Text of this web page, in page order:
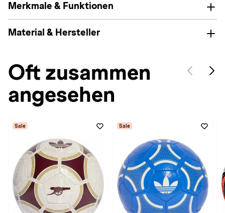
Merkmale & Funktionen
Material & Hersteller
Oft zusammen
angesehen
Sale Sale